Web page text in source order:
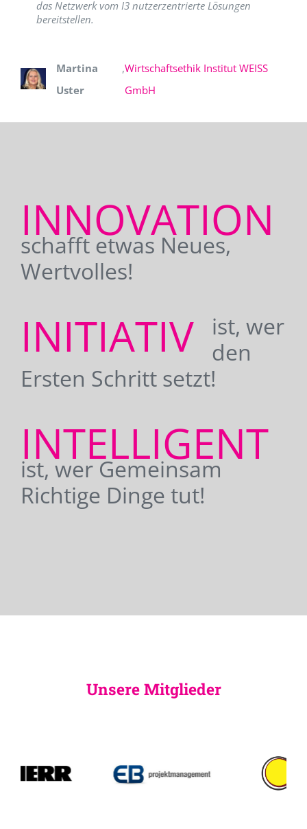
das Netzwerk vom I3 nutzerzentrierte Lösungen
bereitstellen.
Martina
Uster
,Wirtschaftsethik Institut WEISS
GmbH
INNOVATION
schafft etwas Neues,
Wertvolles!
INITIATIV
ist, wer
den
Ersten Schritt setzt!
INTELLIGENT
ist, wer Gemeinsam
Richtige Dinge tut!
Unsere Mitglieder